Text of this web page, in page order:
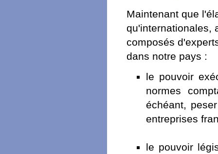
Maintenant que
qu'internationales,
composés
dans notre pays :
le pouvoir
normes
échéant,
entreprises
le pouvoir